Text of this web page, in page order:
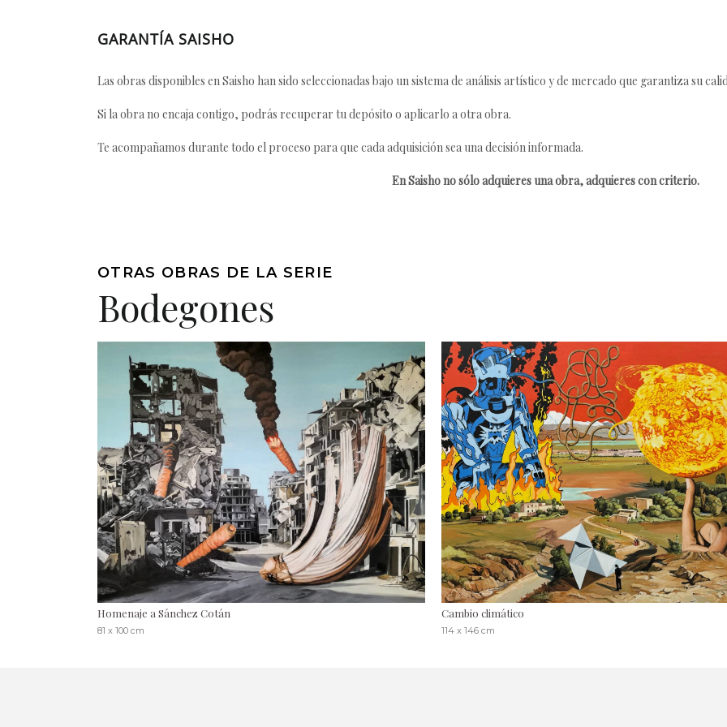
GARANTÍA SAISHO
Las obras disponibles en Saisho han sido seleccionadas bajo un sistema de análisis artístico y de mercado que garantiza su
Si la obra no encaja contigo, podrás recuperar tu depósito o aplicarlo a otra obra.
Te acompañamos durante todo el proceso para que cada adquisición sea una decisión informada.
En Saisho no sólo adquieres una obra, adquieres con criterio.
OTRAS OBRAS DE LA SERIE
Bodegones
Homenaje a Sánchez Cotán
81 x 100 cm
Cambio climático
114 x 146 cm